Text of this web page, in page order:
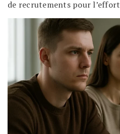
de recrutements pour l’effort